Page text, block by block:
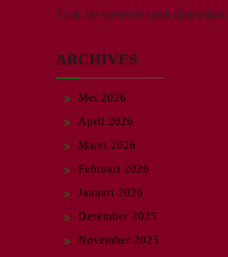
Tidak ada komentar untuk ditampilkan.
ARCHIVES
Mei 2026
April 2026
Maret 2026
Februari 2026
Januari 2026
Desember 2025
November 2025